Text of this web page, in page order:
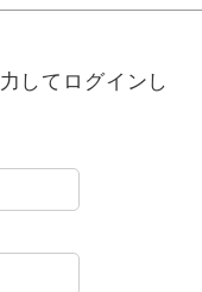
してログインし